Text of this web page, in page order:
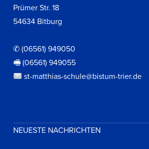
Prümer Str. 18
54634 Bitburg
✆ (06561) 949050
🖷 (06561) 949055
st-matthias-schule@bistum-trier.de
NEUESTE NACHRICHTEN